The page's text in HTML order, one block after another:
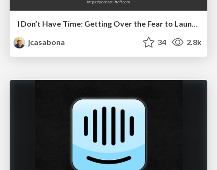
jcasabona
34 2.8k